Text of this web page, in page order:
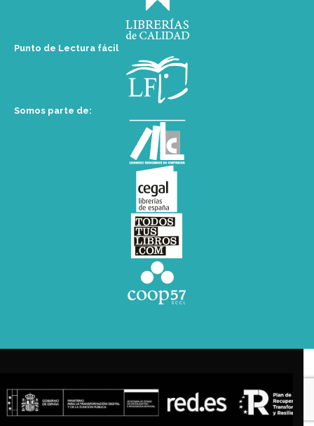
Punto de Lectura fácil
Somos parte de: